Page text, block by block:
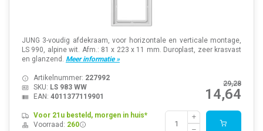
JUNG 3-voudig afdekraam, voor horizontale en verticale montage,
LS 990, alpine wit. Afm.: 81 x 223 x 11 mm. Duroplast, zeer krasvast
en glanzend. Meer informatie »
29,28
14,64
Artikelnummer: 227992
SKU: LS 983 WW
EAN: 4011377119901
Voor 21u besteld, morgen in huis*
Voorraad: 260